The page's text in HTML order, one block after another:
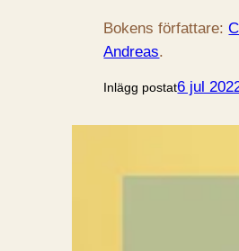
Bokens författare:
Andreas.
Inlägg postat6 jul